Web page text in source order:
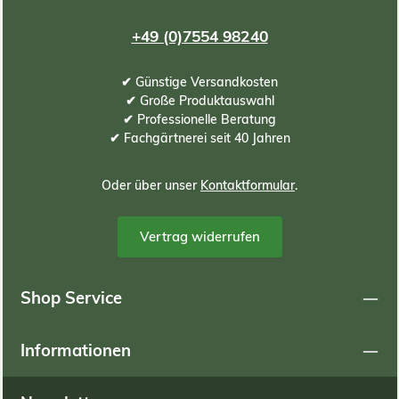
Sicherheitsgründen). Unsere 10kg Dünger Einheit wird in
einer Kartonverpackung versendet (nicht im Eimer).
+49 (0)7554 98240
✔ Günstige Versandkosten
✔ Große Produktauswahl
✔ Professionelle Beratung
✔ Fachgärtnerei seit 40 Jahren
Oder über unser Kontaktformular.
Vertrag widerrufen
Shop Service
Informationen